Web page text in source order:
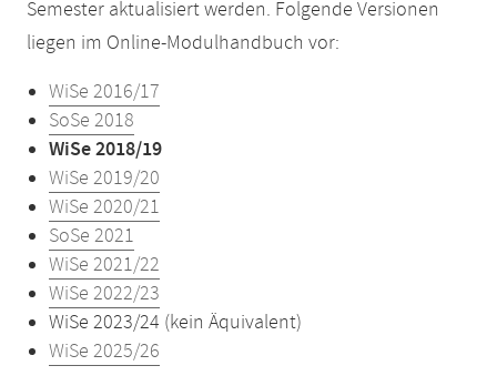
Semester aktualisiert werden. Folgende Versionen
liegen im Online-Modulhandbuch vor:
WiSe 2016/17
SoSe 2018
WiSe 2018/19
WiSe 2019/20
WiSe 2020/21
SoSe 2021
WiSe 2021/22
WiSe 2022/23
WiSe 2023/24 (kein Äquivalent)
WiSe 2025/26